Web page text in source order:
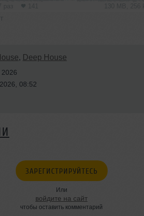
, Deep House
08:52
ЗАРЕГИСТРИРУЙТЕСЬ
Или
войдите на сайт
чтобы оставить комментарий